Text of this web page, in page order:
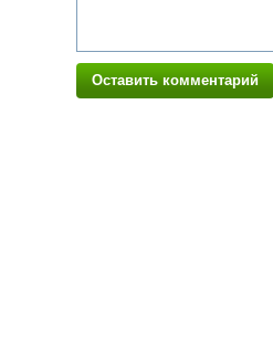
Оставить комментарий